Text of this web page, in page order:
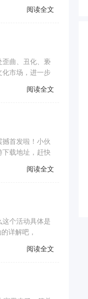
阅读全文
歪曲、丑化、亵
化市场，进一步
阅读全文
首发啦！小伙
下载地址，赶快
阅读全文
个活动具体是
详解吧，
阅读全文